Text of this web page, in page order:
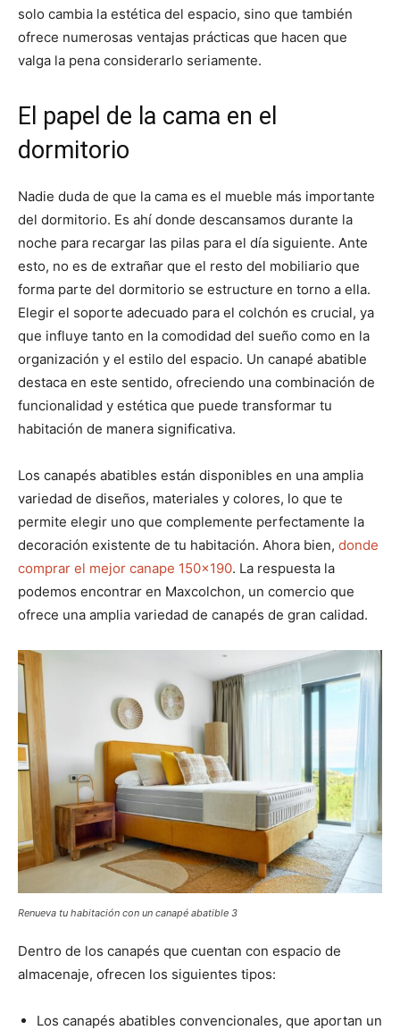
solo cambia la estética del espacio, sino que también
ofrece numerosas ventajas prácticas que hacen que
valga la pena considerarlo seriamente.
El papel de la cama en el
dormitorio
Nadie duda de que la cama es el mueble más importante
del dormitorio. Es ahí donde descansamos durante la
noche para recargar las pilas para el día siguiente. Ante
esto, no es de extrañar que el resto del mobiliario que
forma parte del dormitorio se estructure en torno a ella.
Elegir el soporte adecuado para el colchón es crucial, ya
que influye tanto en la comodidad del sueño como en la
organización y el estilo del espacio. Un canapé abatible
destaca en este sentido, ofreciendo una combinación de
funcionalidad y estética que puede transformar tu
habitación de manera significativa.
Los canapés abatibles están disponibles en una amplia
variedad de diseños, materiales y colores, lo que te
permite elegir uno que complemente perfectamente la
decoración existente de tu habitación. Ahora bien, donde
comprar el mejor canape 150×190. La respuesta la
podemos encontrar en Maxcolchon, un comercio que
ofrece una amplia variedad de canapés de gran calidad.
Renueva tu habitación con un canapé abatible 3
Dentro de los canapés que cuentan con espacio de
almacenaje, ofrecen los siguientes tipos:
Los canapés abatibles convencionales, que aportan un